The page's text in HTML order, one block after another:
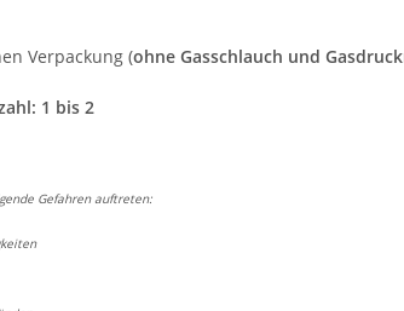
Verpackung (ohne Gasschlauch und
1 bis 2
Gefahren auftreten: